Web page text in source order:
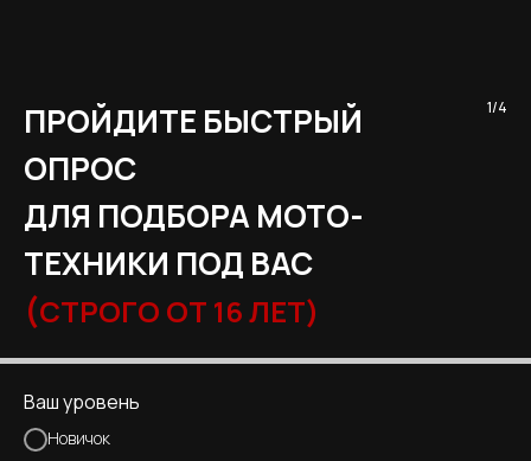
ПРОЙДИТЕ БЫСТРЫЙ
ОПРОС
ДЛЯ ПОДБОРА МОТО-
ТЕХНИКИ ПОД ВАС
(СТРОГО ОТ 16 ЛЕТ)
1/4
Ваш уровень
Новичок